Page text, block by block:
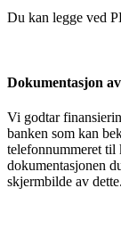
Du kan legge ved
Dokumentasjon
Vi godtar
banken som kan
telefonnummeret
dokumentasjonen
skjermbilde av dette.